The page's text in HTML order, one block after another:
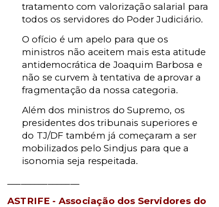
tratamento com valorização salarial para
todos os servidores do Poder Judiciário.
O ofício é um apelo para que os
ministros não aceitem mais esta atitude
antidemocrática de Joaquim Barbosa e
não se curvem à tentativa de aprovar a
fragmentação da nossa categoria.
Além dos ministros do Supremo, os
presidentes dos tribunais superiores e
do TJ/DF também já começaram a ser
mobilizados pelo Sindjus para que a
isonomia seja respeitada.
ASTRIFE - Associação dos Servidores do